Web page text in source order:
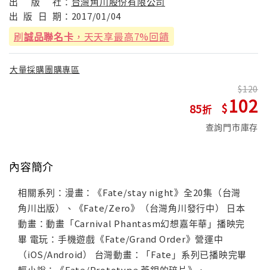
出 版 日 期： 2017/01/04
刷誠品聯名卡 ，天天享最高7%回饋
大量採購團購專區
85
120
102
查詢門市庫存
內容簡介
相關系列：漫畫：《Fate/stay night》全20集（台灣
角川出版）、《Fate/Zero》（台灣角川發行中） 日本
動畫：動畫「Carnival Phantasm幻想嘉年華」播映完
畢 電玩：手機遊戲《Fate/Grand Order》營運中
（iOS/Android） 台灣動畫：「Fate」系列已播映完畢